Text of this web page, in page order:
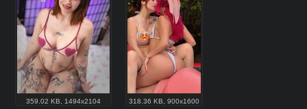
359.02 KB,1494x2104 318.36 KB, 900x1600